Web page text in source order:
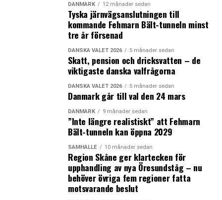
DANMARK 12 månader sedan
Tyska järnvägsanslutningen till
kommande Fehmarn Bält-tunneln minst
tre år försenad
DANSKA VALET 2026 5 månader sedan
Skatt, pension och dricksvatten – de
viktigaste danska valfrågorna
DANSKA VALET 2026 5 månader sedan
Danmark går till val den 24 mars
DANMARK 9 månader sedan
”Inte längre realistiskt” att Fehmarn
Bält-tunneln kan öppna 2029
SAMHÄLLE 10 månader sedan
Region Skåne ger klartecken för
upphandling av nya Öresundståg – nu
behöver övriga fem regioner fatta
motsvarande beslut